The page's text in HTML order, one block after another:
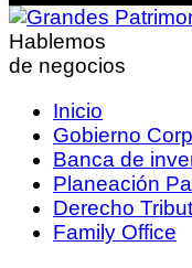
Hablemos
de negocios
Inicio
Gobierno
Banca de
Planeación
Derecho
Family Office